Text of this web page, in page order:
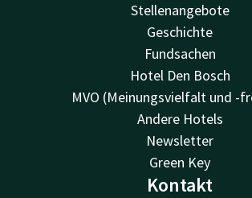
Stellenangebote
Geschichte
Fundsachen
Hotel Den Bosch
MVO (Meinungsvielfalt und -
Andere Hotels
Newsletter
Green Key
Kontakt